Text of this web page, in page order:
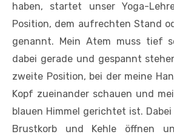
haben, startet unser Yoga-
Position, dem aufrechten Stand
genannt. Mein Atem muss tief
dabei gerade und gespannt
zweite Position, bei der meine
Kopf zueinander schauen und
blauen Himmel gerichtet ist.
Brustkorb und Kehle öffnen